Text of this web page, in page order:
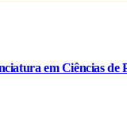
em Ciências de